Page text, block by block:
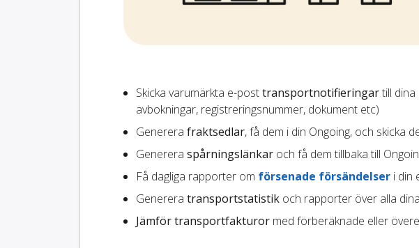
Skicka varumärkta e-posttransportnotifieringartill
avbokningar, registreringsnummer, dokument etc)
Generera fraktsedlar, få dem i din Ongoing, och skicka
Generera spårningslänkar och få dem tillbaka till
Få dagliga rapporter om försenade försändelser i din
Generera transportstatistik och rapporter över alla
Jämför transportfakturor med förberäknade eller